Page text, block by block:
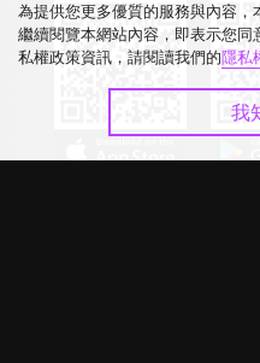
為提供您更多優質的服務與內容
繼續閱覽本網站內容，即表示您
私權政策資訊，請閱讀我們的隱私
我